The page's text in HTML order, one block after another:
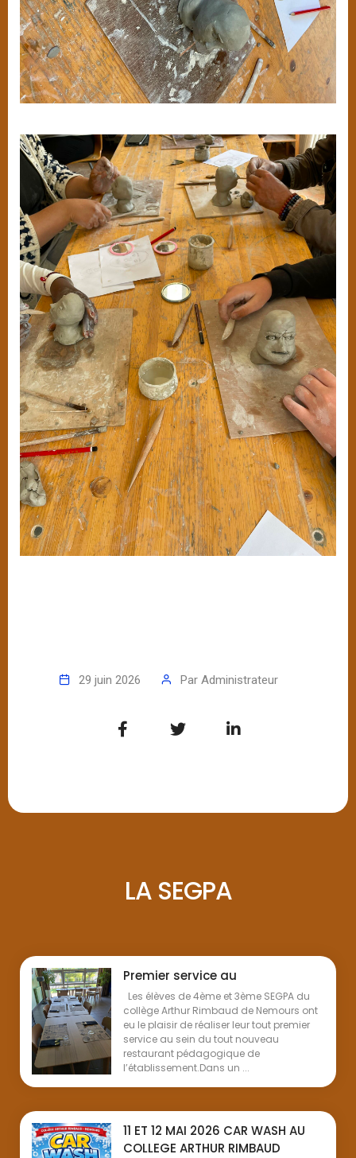
29 juin 2026 Par Administrateur
LA SEGPA
Premier service au
Les élèves de 4ème et 3ème SEGPA du
collège Arthur Rimbaud de Nemours ont
eu le plaisir de réaliser leur tout premier
service au sein du tout nouveau
restaurant pédagogique de
l’établissement.Dans un ...
11 ET 12 MAI 2026 CAR WASH AU
COLLEGE ARTHUR RIMBAUD